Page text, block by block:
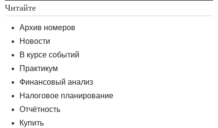
Читайте
Архив номеров
Новости
В курсе событий
Практикум
Финансовый анализ
Налоговое планирование
Отчётность
Купить